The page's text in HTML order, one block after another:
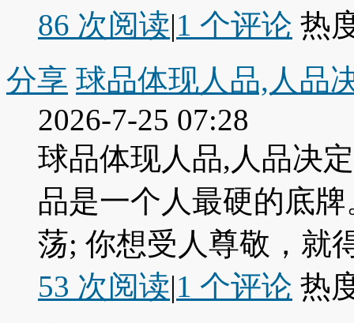
86 次阅读|1 个评论 热
分享 球品体现人品,人品
2026-7-25 07:28
球品体现人品,人品决
品是一个人最硬的底
荡; 你想受人尊敬，就
53 次阅读|1 个评论 热